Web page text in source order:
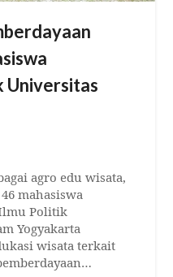
Universitas
agro edu wisata,
mahasiswa
Politik
Yogyakarta
wisata terkait